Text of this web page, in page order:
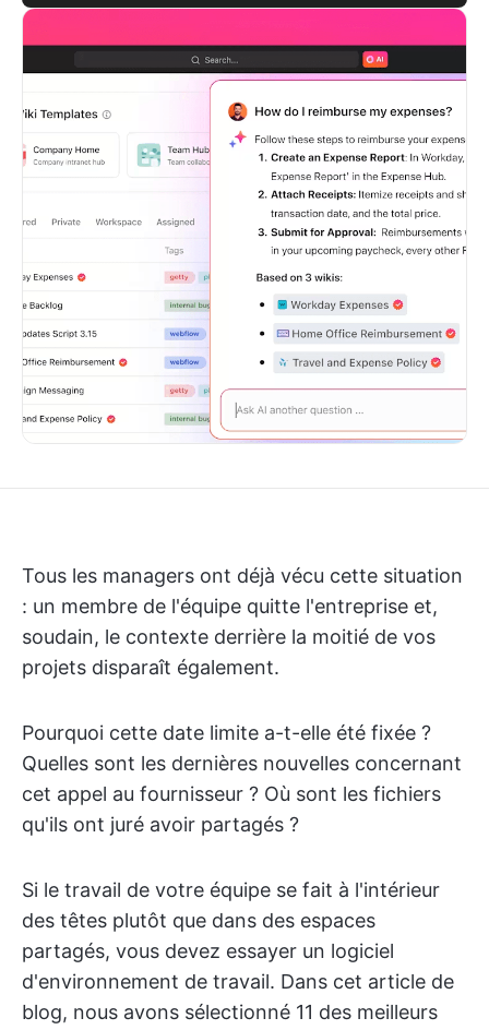
Tous les managers ont déjà vécu cette situation
: un membre de l'équipe quitte l'entreprise et,
soudain, le contexte derrière la moitié de vos
projets disparaît également.
Pourquoi cette date limite a-t-elle été fixée ?
Quelles sont les dernières nouvelles concernant
cet appel au fournisseur ? Où sont les fichiers
qu'ils ont juré avoir partagés ?
Si le travail de votre équipe se fait à l'intérieur
des têtes plutôt que dans des espaces
partagés, vous devez essayer un logiciel
d'environnement de travail. Dans cet article de
blog, nous avons sélectionné 11 des meilleurs